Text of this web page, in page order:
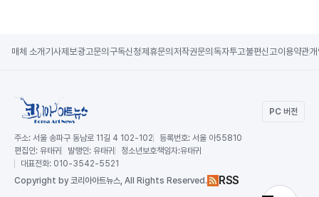
매체 소개 기사제보광고문의 구독신청제휴문의 저작권문의 독자투고불편신고이용약관
PC 버전
주소: 서울 송파구 동남로 11길 4 102-102 등록번호: 서울 아55810
편집인: 유태귀 발행인: 유태귀 청소년보호책임자:유태귀
대표전화: 010-3542-5521
Copyright by 코리아아트뉴스, All Rights Reserved. RSS